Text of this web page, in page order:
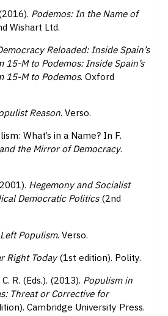
Podemos: In the Name of
Wishart Ltd.
Reloaded: Inside Spain’s
M to Podemos: Inside Spain’s
15-M to Podemos. Oxford
Reason. Verso.
What’s in a Name? In F.
the Mirror of Democracy.
Hegemony and Socialist
Democratic Politics(2nd
Populism. Verso.
Right Today(1st edition). Polity.
R. (Eds.). (2013). Populism in
Threat or Corrective for
Cambridge University Press.